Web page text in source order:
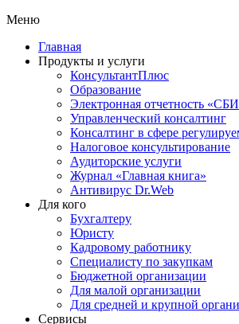
Меню
Главная
Продукты и услуги
КонсультантПлюс
Образование
Электронная отчетность
Управленческий консалтинг
Консалтинг в сфере
Налоговое консультирование
Аудиторские услуги
Журнал «Главная книга»
Антивирус Dr.Web
Для кого
Бухгалтеру
Юристу
Кадровому работнику
Специалисту по закупкам
Бюджетной организации
Для малой организации
Для средней и крупной
Сервисы